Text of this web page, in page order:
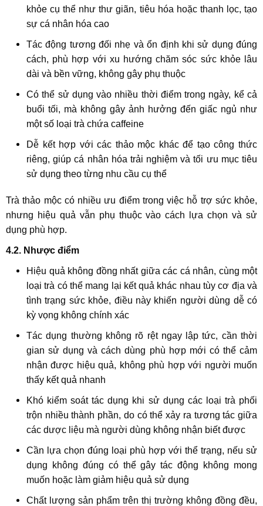
khỏe cụ thể như thư giãn, tiêu hóa hoặc thanh lọc, tạo
sự cá nhân hóa cao
Tác động tương đối nhẹ và ổn định khi sử dụng đúng
cách, phù hợp với xu hướng chăm sóc sức khỏe lâu
dài và bền vững, không gây phụ thuộc
Có thể sử dụng vào nhiều thời điểm trong ngày, kể cả
buổi tối, mà không gây ảnh hưởng đến giấc ngủ như
một số loại trà chứa caffeine
Dễ kết hợp với các thảo mộc khác để tạo công thức
riêng, giúp cá nhân hóa trải nghiệm và tối ưu mục tiêu
sử dụng theo từng nhu cầu cụ thể
Trà thảo mộc có nhiều ưu điểm trong việc hỗ trợ sức khỏe,
nhưng hiệu quả vẫn phụ thuộc vào cách lựa chọn và sử
dụng phù hợp.
4.2. Nhược điểm
Hiệu quả không đồng nhất giữa các cá nhân, cùng một
loại trà có thể mang lại kết quả khác nhau tùy cơ địa và
tình trạng sức khỏe, điều này khiến người dùng dễ có
kỳ vọng không chính xác
Tác dụng thường không rõ rệt ngay lập tức, cần thời
gian sử dụng và cách dùng phù hợp mới có thể cảm
nhận được hiệu quả, không phù hợp với người muốn
thấy kết quả nhanh
Khó kiểm soát tác dụng khi sử dụng các loại trà phối
trộn nhiều thành phần, do có thể xảy ra tương tác giữa
các dược liệu mà người dùng không nhận biết được
Cần lựa chọn đúng loại phù hợp với thể trạng, nếu sử
dụng không đúng có thể gây tác động không mong
muốn hoặc làm giảm hiệu quả sử dụng
Chất lượng sản phẩm trên thị trường không đồng đều,